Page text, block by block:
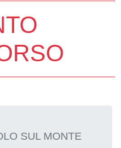
SUL MONTE